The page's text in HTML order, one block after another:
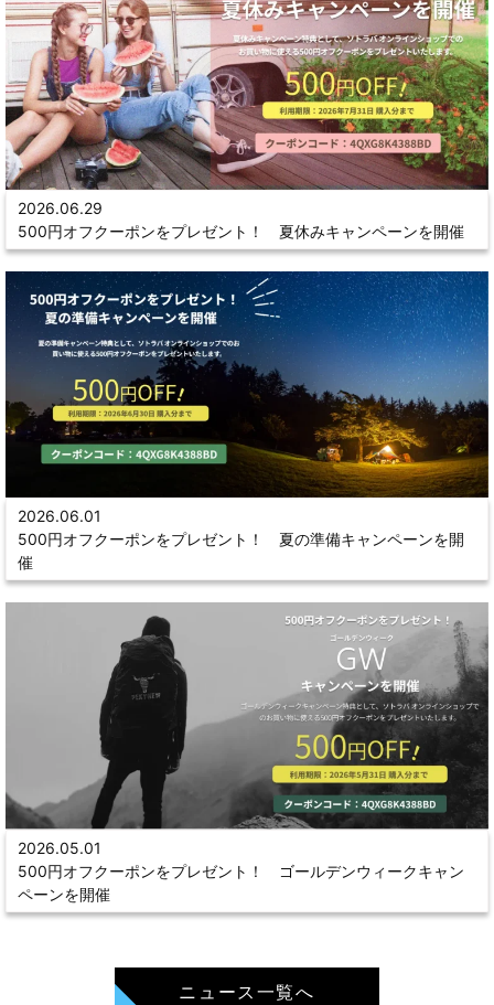
2026.06.29
500円オフクーポンをプレゼント！ 夏休みキャンペーンを開催
2026.06.01
500円オフクーポンをプレゼント！ 夏の準備キャンペーンを開
催
2026.05.01
500円オフクーポンをプレゼント！ ゴールデンウィークキャン
ペーンを開催
ニュース一覧へ